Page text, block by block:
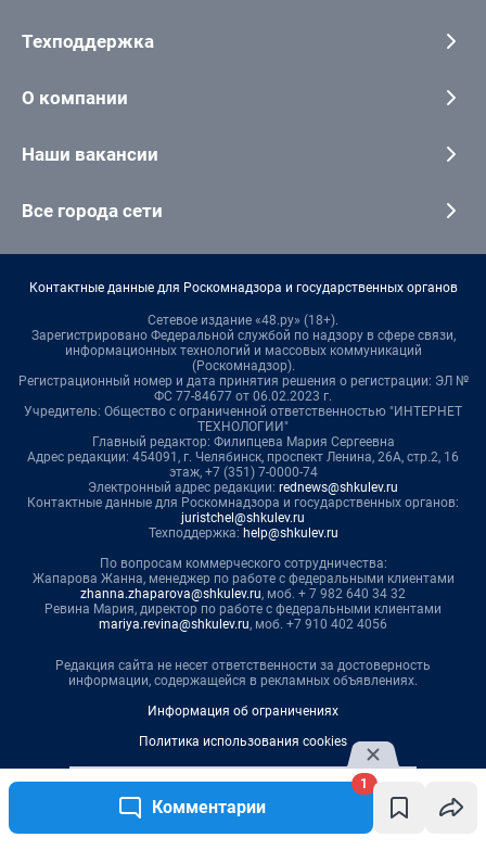
Комментарии
1
Техподдержка
О компании
Наши вакансии
Все города сети
Контактные данные для Роскомнадзора и государственных органов
Сетевое издание «48.ру» (18+).
Зарегистрировано Федеральной службой по надзору в сфере связи,
информационных технологий и массовых коммуникаций
(Роскомнадзор).
Регистрационный номер и дата принятия решения о регистрации: ЭЛ №
ФС 77-84677 от 06.02.2023 г.
Учредитель: Общество с ограниченной ответственностью "ИНТЕРНЕТ
ТЕХНОЛОГИИ"
Главный редактор: Филипцева Мария Сергеевна
Адрес редакции: 454091, г. Челябинск, проспект Ленина, 26А, стр.2, 16
этаж, +7 (351) 7-0000-74
Электронный адрес редакции: rednews@shkulev.ru
Контактные данные для Роскомнадзора и государственных органов:
juristchel@shkulev.ru
Техподдержка: help@shkulev.ru
По вопросам коммерческого сотрудничества:
Жапарова Жанна, менеджер по работе с федеральными клиентами
zhanna.zhaparova@shkulev.ru, моб. + 7 982 640 34 32
Ревина Мария, директор по работе с федеральными клиентами
mariya.revina@shkulev.ru, моб. +7 910 402 4056
Редакция сайта не несет ответственности за достоверность
информации, содержащейся в рекламных объявлениях.
Информация об ограничениях
Политика использования cookies
Рекомендательные системы
Политика конфиденциальности и обработки персональных данных и
правила использования сайта